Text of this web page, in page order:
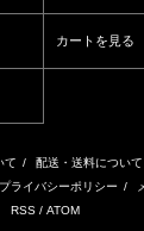
カートを見る
て / 配送・送料について
プライバシーポリシー /
RSS / ATOM